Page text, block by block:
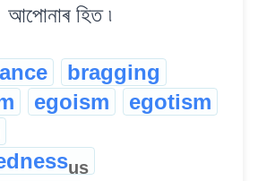
হিত ৷
bragging
egoism
egotism
us